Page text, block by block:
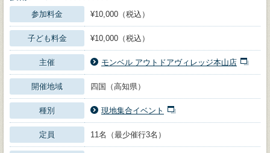
参加料金 ¥10,000（税込）
子ども料金 ¥10,000（税込）
主催 モンベル アウトドアヴィレッジ本山店
開催地域 四国（高知県）
種別 現地集合イベント
定員 11名（最少催行3名）